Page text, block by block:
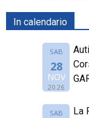
In calendario
SAB
28
NOV
2026
SAB
La